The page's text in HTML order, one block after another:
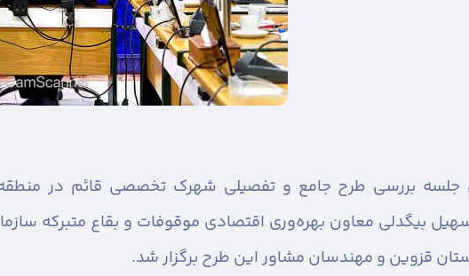
جلسه بررسی طرح جامع و تفصیلی شهرک تخصصی قائم در
بیگدلی معاون بهره‌وری اقتصادی موقوفات و بقاع متبرکه
قزوین و مهندسان مشاور این طرح برگزار شد.